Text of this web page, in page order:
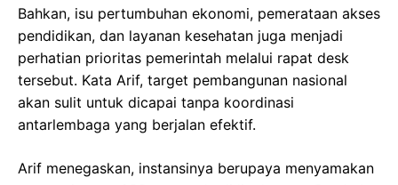
Bahkan, isu pertumbuhan ekonomi, pemerataan akses
pendidikan, dan layanan kesehatan juga menjadi
perhatian prioritas pemerintah melalui rapat desk
tersebut. Kata Arif, target pembangunan nasional
akan sulit untuk dicapai tanpa koordinasi
antarlembaga yang berjalan efektif.
Arif menegaskan, instansinya berupaya menyamakan